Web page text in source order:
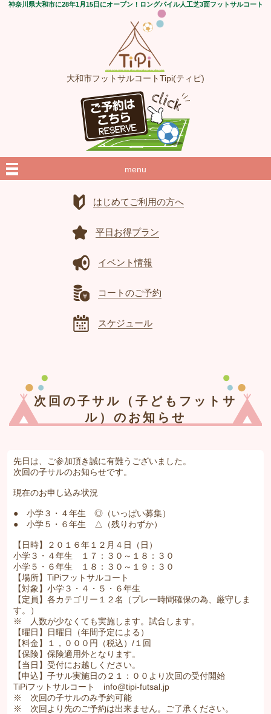
神奈川県大和市に28年1月15日にオープン！ロングパイル人工芝3面フットサルコート
大和市フットサルコートTipi(ティピ)
menu
はじめてご利用の方へ
平日お得プラン
イベント情報
コートのご予約
スケジュール
次回の子サル（子どもフットサ
ル）のお知らせ
先日は、ご参加頂き誠に有難うございました。
次回の子サルのお知らせです。
現在のお申し込み状況
● 小学３・４年生 ◎（いっぱい募集）
● 小学５・６年生 △（残りわずか）
【日時】２０１６年１２月４日（日）
小学３・４年生 １７：３０～１８：３０
小学５・６年生 １８：３０～１９：３０
【場所】TiPiフットサルコート
【対象】小学３・４・５・６年生
【定員】各カテゴリー１２名（プレー時間確保の為、厳守しま
す。）
※ 人数が少なくても実施します。試合します。
【曜日】日曜日（年間予定による）
【料金】１，０００円（税込）/１回
【保険】保険適用外となります。
【当日】受付にお越しください。
【申込】子サル実施日の２１：００より次回の受付開始
TiPiフットサルコート info@tipi-futsal.jp
※ 次回の子サルのみ予約可能
※ 次回より先のご予約は出来ません。ご了承ください。